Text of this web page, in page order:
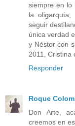
siempre en lo
la
seguir
única verdad
y Néstor con
2011, Cristina
Responder
Roque
Don Arte,
creemos en